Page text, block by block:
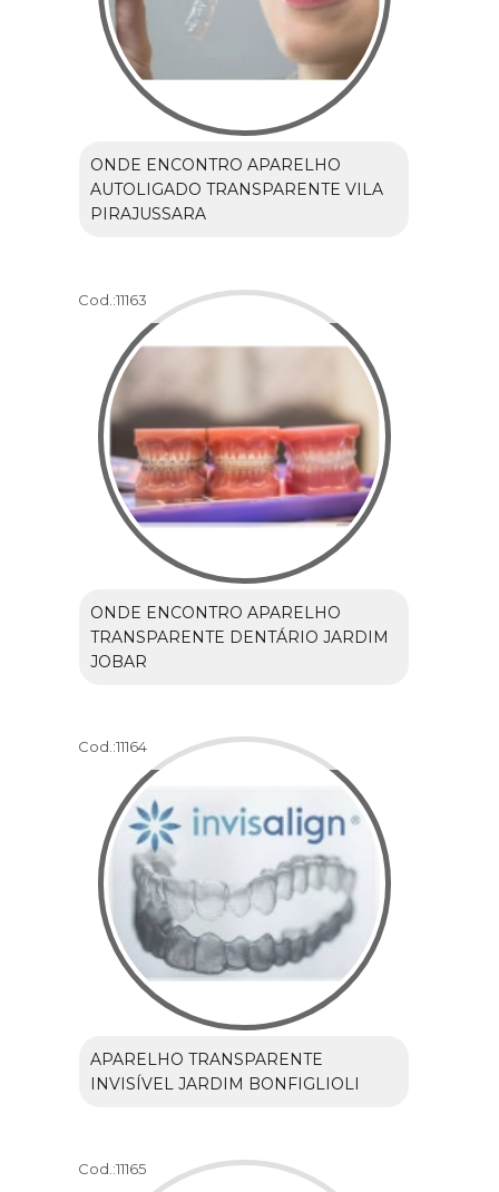
ONDE ENCONTRO APARELHO
AUTOLIGADO TRANSPARENTE VILA
PIRAJUSSARA
Cod.:11163
ONDE ENCONTRO APARELHO
TRANSPARENTE DENTÁRIO JARDIM
JOBAR
Cod.:11164
APARELHO TRANSPARENTE
INVISÍVEL JARDIM BONFIGLIOLI
Cod.:11165